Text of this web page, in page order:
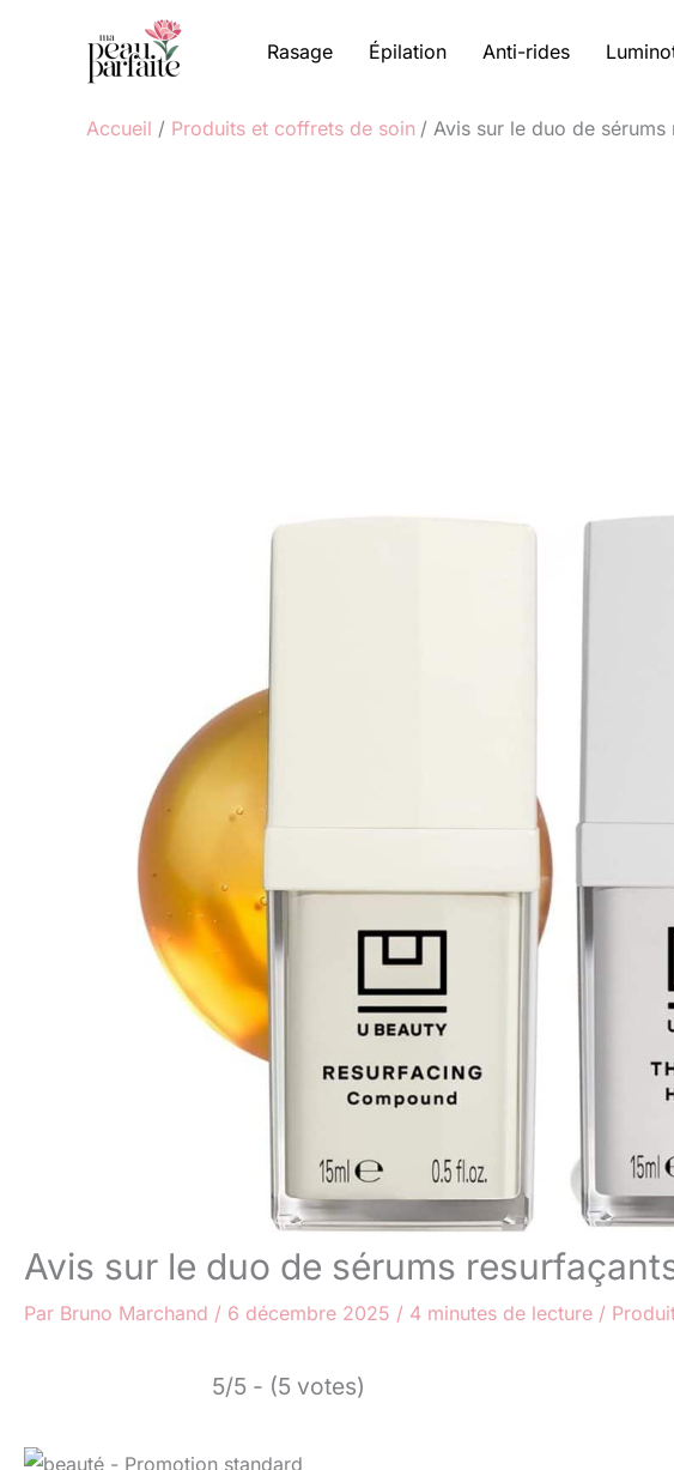
Rasage Épilation Anti-rides
Accueil Produits et coffrets de soin Avis sur le duo de
Avis sur le duo de sérums
Par Bruno Marchand / 6 décembre 2025 / 4 minutes de lecture /
5/5 - (5 votes)